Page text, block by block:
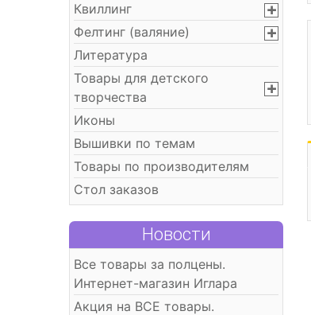
Квиллинг
Фелтинг (валяние)
Литература
Товары для детского
творчества
Иконы
Вышивки по темам
Товары по производителям
Стол заказов
Новости
Все товары за полцены.
Интернет-магазин Иглара
Акция на ВСЕ товары.